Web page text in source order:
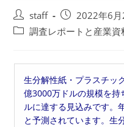
投
稿
staff
投
稿
日:
2022年6月
投
ー:
調査レポートと産業資
生分解性紙・プラスチッ
億3000万ドルの規模を
ルに達する見込みです。
と予測されています。生